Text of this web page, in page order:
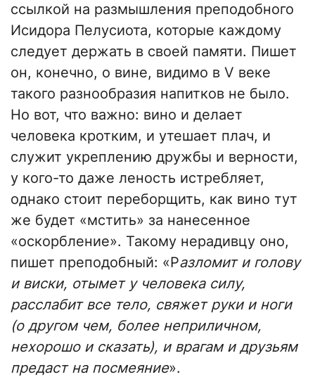
ссылкой на размышления преподобного
Исидора Пелусиота, которые каждому
следует держать в своей памяти. Пишет
он, конечно, о вине, видимо в V веке
такого разнообразия напитков не было.
Но вот, что важно: вино и делает
человека кротким, и утешает плач, и
служит укреплению дружбы и верности,
у кого-то даже леность истребляет,
однако стоит переборщить, как вино тут
же будет «мстить» за нанесенное
«оскорбление». Такому нерадивцу оно,
пишет преподобный: «Разломит и голову
и виски, отымет у человека силу,
расслабит все тело, свяжет руки и ноги
(о другом чем, более неприличном,
нехорошо и сказать), и врагам и друзьям
предаст на посмеяние».